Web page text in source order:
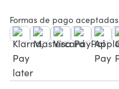
Formas de pago aceptadas